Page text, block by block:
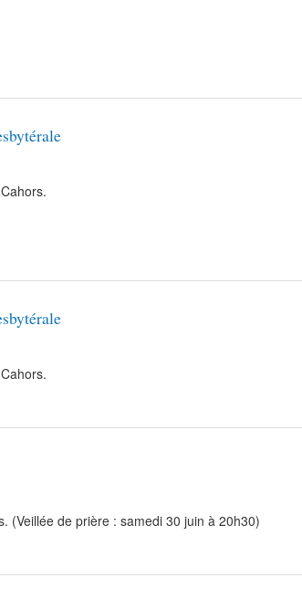
(Veillée de prière : samedi 30 juin à 20h30)